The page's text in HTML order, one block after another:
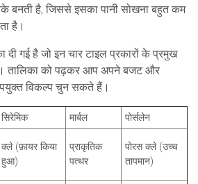
बनती है, जिससे इसका पानी सोखना बहुत कम
है।
दी गई है जो इन चार टाइल प्रकारों के प्रमुख
तालिका को पढ़कर आप अपने बजट और
विकल्प चुन सकते हैं।
सिरेमिक मार्बल पोर्सलेन
क्ले (फ़ायर किया
हुआ)
प्राकृतिक
पत्थर
पोरस क्ले (उच्च
तापमान)